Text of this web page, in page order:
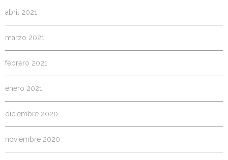
abril 2021
marzo 2021
febrero 2021
enero 2021
diciembre 2020
noviembre 2020